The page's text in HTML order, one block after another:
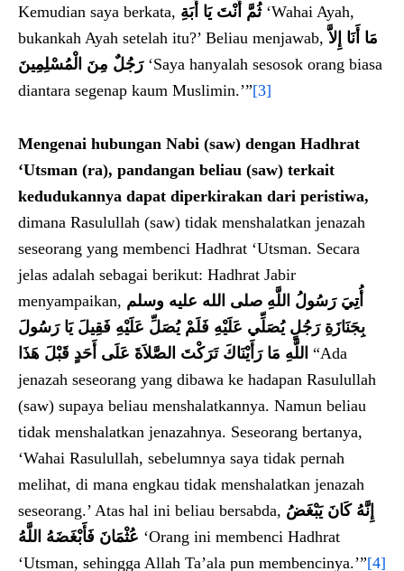
Kemudian saya berkata, ثُمَّ أَنْتَ يَا أَبَةِ‘Wahai Ayah,
bukankah Ayah setelah itu?’ Beliau menjawab, مَا أَنَا إِلاَّ
رَجُلٌ مِنَ الْمُسْلِمِينَ‘Saya hanyalah sesosok orang biasa
diantara segenap kaum Muslimin.’”[3]
Mengenai hubungan Nabi (saw) dengan Hadhrat
‘Utsman (ra), pandangan beliau (saw) terkait
kedudukannya dapat diperkirakan dari peristiwa,
dimana Rasulullah (saw) tidak menshalatkan jenazah
seseorang yang membenci Hadhrat ‘Utsman. Secara
jelas adalah sebagai berikut: Hadhrat Jabir
menyampaikan, أُتِيَ رَسُولُ اللَّهِ صلى الله عليه وسلم
بِجَنَازَةِ رَجُلٍ يُصَلِّي عَلَيْهِ فَلَمْ يُصَلِّ عَلَيْهِ فَقِيلَ يَا رَسُولَ
اللَّهِ مَا رَأَيْنَاكَ تَرَكْتَ الصَّلاَةَ عَلَى أَحَدٍ قَبْلَ هَذَا “Ada
jenazah seseorang yang dibawa ke hadapan Rasulullah
(saw) supaya beliau menshalatkannya. Namun beliau
tidak menshalatkan jenazahnya. Seseorang bertanya,
‘Wahai Rasulullah, sebelumnya saya tidak pernah
melihat, di mana engkau tidak menshalatkan jenazah
seseorang.’ Atas hal ini beliau bersabda, إِنَّهُ كَانَ يَبْغَضُ
عُثْمَانَ فَأَبْغَضَهُ اللَّهُ ‘Orang ini membenci Hadhrat
‘Utsman, sehingga Allah Ta’ala pun membencinya.’”[4]